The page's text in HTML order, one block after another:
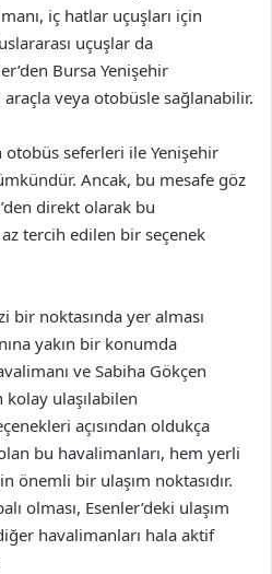
iç hatlar uçuşları için
uçuşlar da
Bursa Yenişehir
araçla veya otobüsle sağlanabilir.
otobüs seferleri ile Yenişehir
Ancak, bu mesafe göz
direkt olarak bu
tercih edilen bir seçenek
bir noktasında yer alması
yakın bir konumda
ve Sabiha Gökçen
kolay ulaşılabilen
açısından oldukça
bu havalimanları, hem yerli
önemli bir ulaşım noktasıdır.
olması, Esenler’deki ulaşım
havalimanları hala aktif